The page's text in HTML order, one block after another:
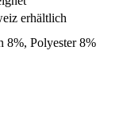
erhältlich
8%, Polyester 8%